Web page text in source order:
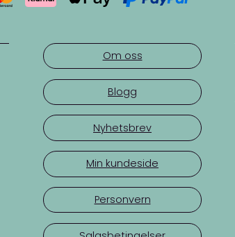
Om oss
Blogg
Nyhetsbrev
Min kundeside
Personvern